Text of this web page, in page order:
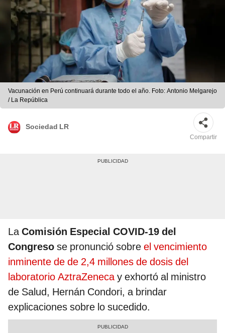
Vacunación en Perú continuará durante todo el año. Foto: Antonio Melgarejo
/ La República
Sociedad LR
Compartir
LaComisión Especial COVID-19 del
Congreso se pronunció sobre el vencimiento
inminente de de 2,4 millones de dosis del
laboratorio AztraZenecay exhortó al ministro
de Salud, Hernán Condori, a brindar
explicaciones sobre lo sucedido.